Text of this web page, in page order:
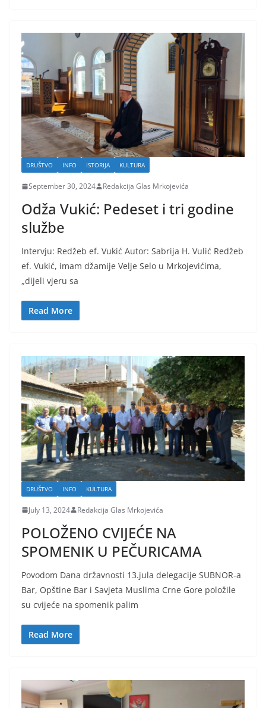
DRUŠTVO INFO ISTORIJA KULTURA
September 30, 2024 Redakcija Glas Mrkojevića
Odža Vukić: Pedeset i tri godine
službe
Intervju: Redžeb ef. Vukić Autor: Sabrija H. Vulić Redžeb
ef. Vukić, imam džamije Velje Selo u Mrkojevićima,
„dijeli vjeru sa
Read More
DRUŠTVO INFO KULTURA
July 13, 2024 Redakcija Glas Mrkojevića
POLOŽENO CVIJEĆE NA
SPOMENIK U PEČURICAMA
Povodom Dana državnosti 13.jula delegacije SUBNOR-a
Bar, Opštine Bar i Savjeta Muslima Crne Gore položile
su cvijeće na spomenik palim
Read More